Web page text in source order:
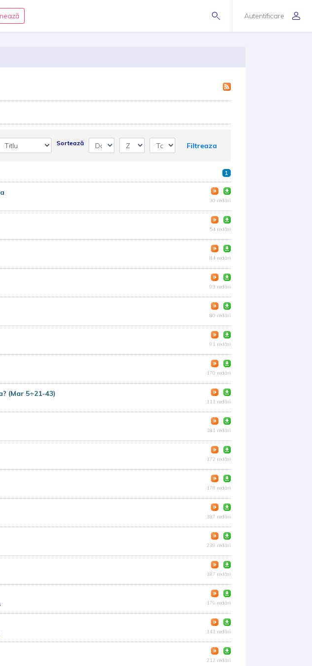
Autentificare
Sortează Filtreaza
1
30 redări
54 redări
84 redări
93 redări
80 redări
91 redări
170 redări
(Mar 5÷21-43)
111 redări
181 redări
172 redări
178 redări
187 redări
239 redări
187 redări
179 redări
141 redări
212 redări